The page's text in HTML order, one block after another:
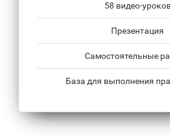
58 видео-
Презентация
Самостоятельные
База для выполнения